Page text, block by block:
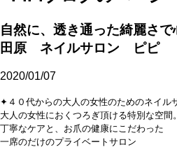
自然に、透き通った綺麗さ
田原 ネイルサロン ピピ
2020/01/07
✦４０代からの大人の女性のためのネイル
大人の女性におくつろぎ頂ける特別な空間。
丁寧なケアと、お爪の健康にこだわった
一席のだけのプライベートサロン